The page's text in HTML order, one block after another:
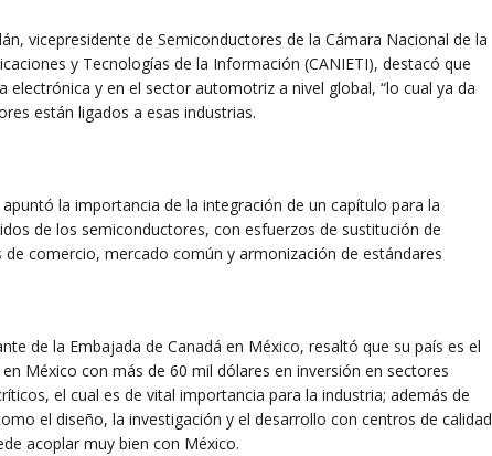
vicepresidente de Semiconductores de la Cámara Nacional de la
y Tecnologías de la Información (CANIETI), destacó que
electrónica y en el sector automotriz a nivel global, “lo cual ya da
están ligados a esas industrias.
la importancia de la integración de un capítulo para la
de los semiconductores, con esfuerzos de sustitución de
comercio, mercado común y armonización de estándares
de la Embajada de Canadá en México, resaltó que su país es el
México con más de 60 mil dólares en inversión en sectores
el cual es de vital importancia para la industria; además de
el diseño, la investigación y el desarrollo con centros de calidad
acoplar muy bien con México.